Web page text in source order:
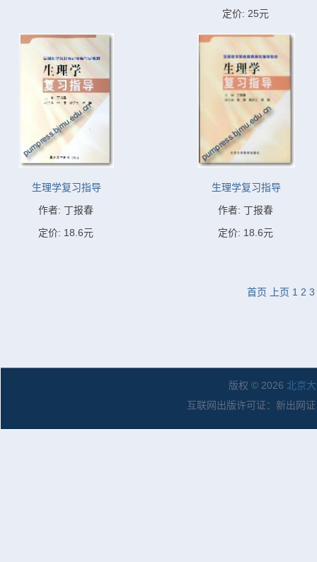
定价: 25元
生理学复习指导
作者: 丁报春
定价: 18.6元
生理学复习指导
作者: 丁报春
定价: 18.6元
首页 上页 1 2 3
版权 © 2026 北京
互联网出版许可证：新出网